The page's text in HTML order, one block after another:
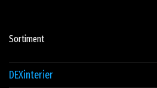
Sortiment
DEXinterier